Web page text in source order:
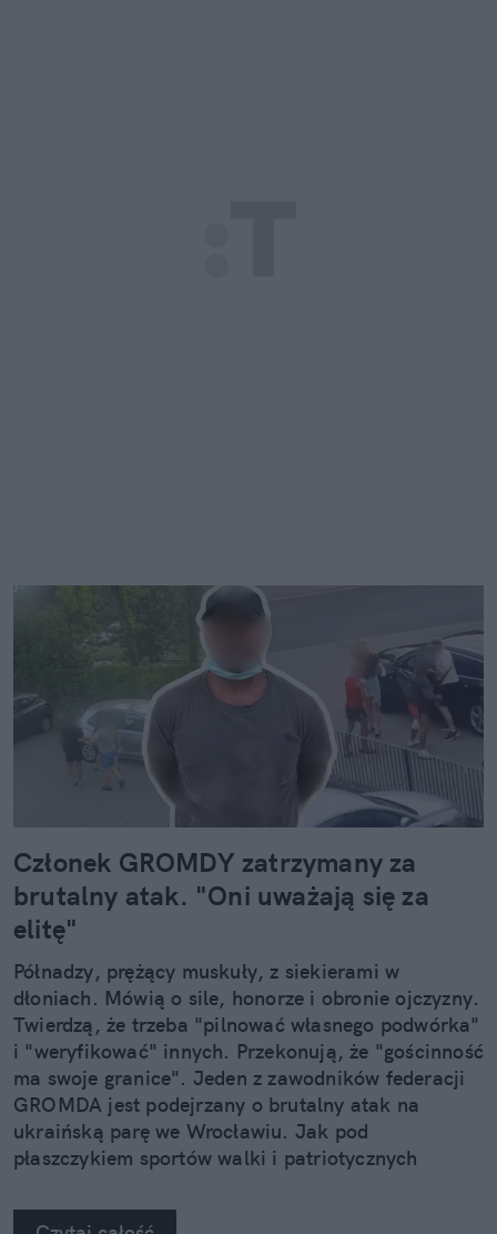
Członek GROMDY zatrzymany za
brutalny atak. "Oni uważają się za
elitę"
Półnadzy, prężący muskuły, z siekierami w
dłoniach. Mówią o sile, honorze i obronie ojczyzny.
Twierdzą, że trzeba "pilnować własnego podwórka"
i "weryfikować" innych. Przekonują, że "gościnność
ma swoje granice". Jeden z zawodników federacji
GROMDA jest podejrzany o brutalny atak na
ukraińską parę we Wrocławiu. Jak pod
płaszczykiem sportów walki i patriotycznych
Rozmawiam o tym z prof. Rafałem Pankowskim,